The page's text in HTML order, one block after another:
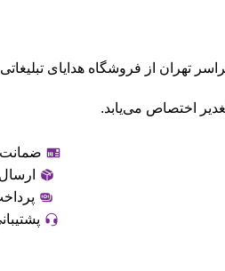
از فروشگاه هدایای تبلیغاتی نوبل گیفت
اختصاص می‌یابد.